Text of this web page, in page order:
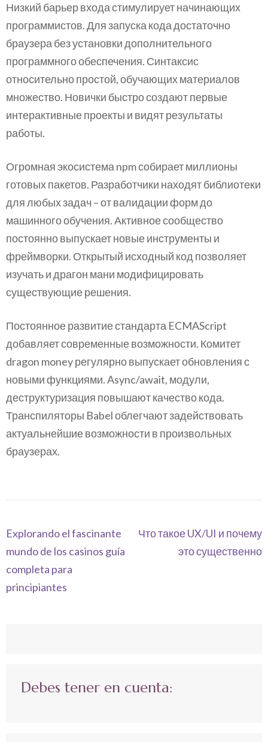
Низкий барьер входа стимулирует начинающих
программистов. Для запуска кода достаточно
браузера без установки дополнительного
программного обеспечения. Синтаксис
относительно простой, обучающих материалов
множество. Новички быстро создают первые
интерактивные проекты и видят результаты
работы.
Огромная экосистема npm собирает миллионы
готовых пакетов. Разработчики находят библиотеки
для любых задач – от валидации форм до
машинного обучения. Активное сообщество
постоянно выпускает новые инструменты и
фреймворки. Открытый исходный код позволяет
изучать и драгон мани модифицировать
существующие решения.
Постоянное развитие стандарта ECMAScript
добавляет современные возможности. Комитет
dragon money регулярно выпускает обновления с
новыми функциями. Async/await, модули,
деструктуризация повышают качество кода.
Транспиляторы Babel облегчают задействовать
актуальнейшие возможности в произвольных
браузерах.
Navegación
de
entradas
Explorando el fascinante
mundo de los casinos guía
completa para
principiantes
Что такое UX/UI и почему
это существенно
Debes tener en cuenta: